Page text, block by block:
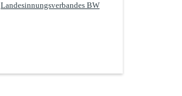
Landesinnungsverbandes BW